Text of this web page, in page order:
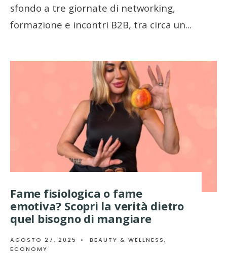
sfondo a tre giornate di networking,
formazione e incontri B2B, tra circa un...
Fame fisiologica o fame
emotiva? Scopri la verità dietro
quel bisogno di mangiare
AGOSTO 27, 2025 • BEAUTY & WELLNESS,
ECONOMY